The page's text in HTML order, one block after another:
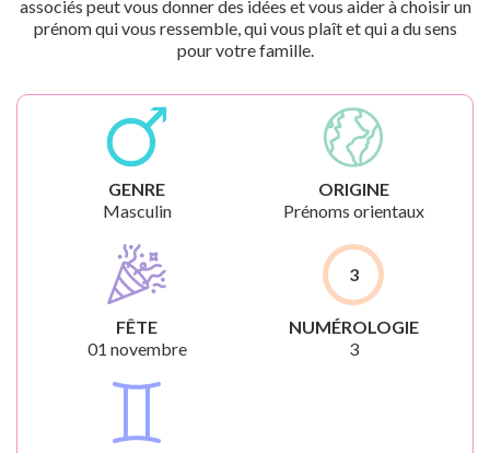
associés peut vous donner des idées et vous aider à choisir un
prénom qui vous ressemble, qui vous plaît et qui a du sens
pour votre famille.
GENRE
Masculin
ORIGINE
Prénoms orientaux
FÊTE
01 novembre
3
NUMÉROLOGIE
3